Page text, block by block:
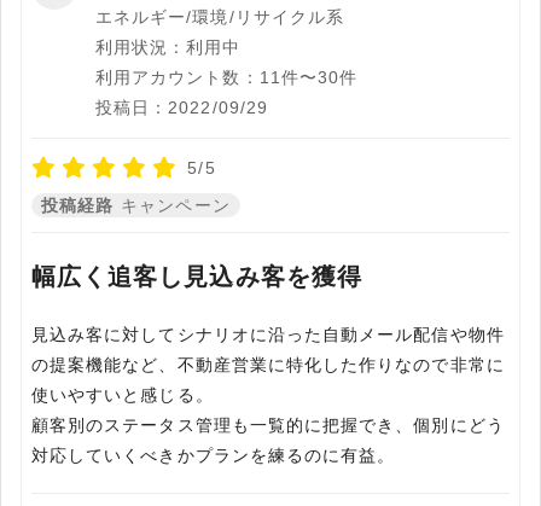
エネルギー/環境/リサイクル系
利用状況：利用中
利用アカウント数：11件〜30件
投稿日：2022/09/29
5/5
投稿経路 キャンペーン
幅広く追客し見込み客を獲得
見込み客に対してシナリオに沿った自動メール配信や物件
の提案機能など、不動産営業に特化した作りなので非常に
使いやすいと感じる。
顧客別のステータス管理も一覧的に把握でき、個別にどう
対応していくべきかプランを練るのに有益。